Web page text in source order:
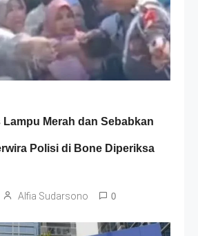
Lampu Merah dan Sebabkan
Polisi di Bone Diperiksa
Alfia Sudarsono 0